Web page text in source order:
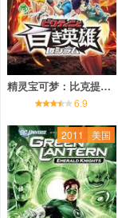
精灵宝可梦：比克提尼与白之英雄莱希拉姆
6.9
2011 美国